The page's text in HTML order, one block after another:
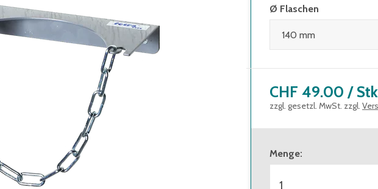
Ø Flaschen
CHF 49.00 /
zzgl. gesetzl. MwSt. zzgl.
Menge: